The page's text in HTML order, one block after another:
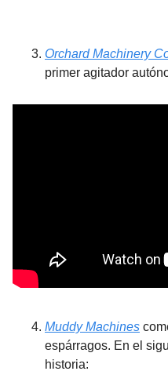
Orchard Machinery
primer agitador
Muddy Machines
espárragos. En el
historia: